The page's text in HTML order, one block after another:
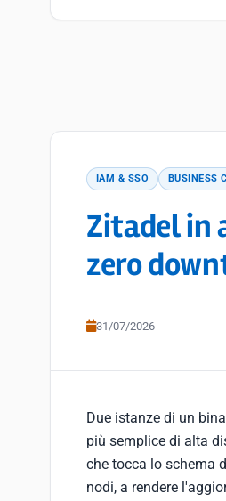
IAM & SSO BUSINESS
Zitadel in
zero
31/07/2026
Due istanze di un
più semplice di alta
che tocca lo schema
nodi, a rendere